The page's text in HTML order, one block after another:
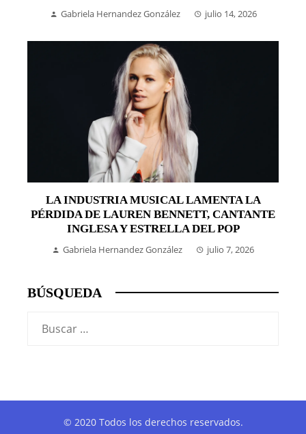
Gabriela Hernandez González julio 14, 2026
LA INDUSTRIA MUSICAL LAMENTA LA
PÉRDIDA DE LAUREN BENNETT, CANTANTE
INGLESA Y ESTRELLA DEL POP
Gabriela Hernandez González julio 7, 2026
BÚSQUEDA
© 2020 Todos los derechos reservados.